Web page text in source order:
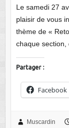
Le samedi 27
plaisir de vous
thème de «
chaque section,
Partager :
Facebook
Muscardin